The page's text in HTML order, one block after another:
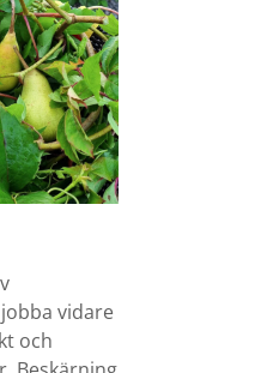
vidare
och